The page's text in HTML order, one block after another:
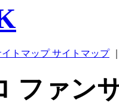
サイトマップ
ファン